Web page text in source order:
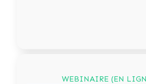
WEBINAIRE (EN